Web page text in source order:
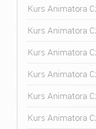
Kurs Animatora
Kurs Animatora
Kurs Animatora
Kurs Animatora
Kurs Animatora
Kurs Animatora